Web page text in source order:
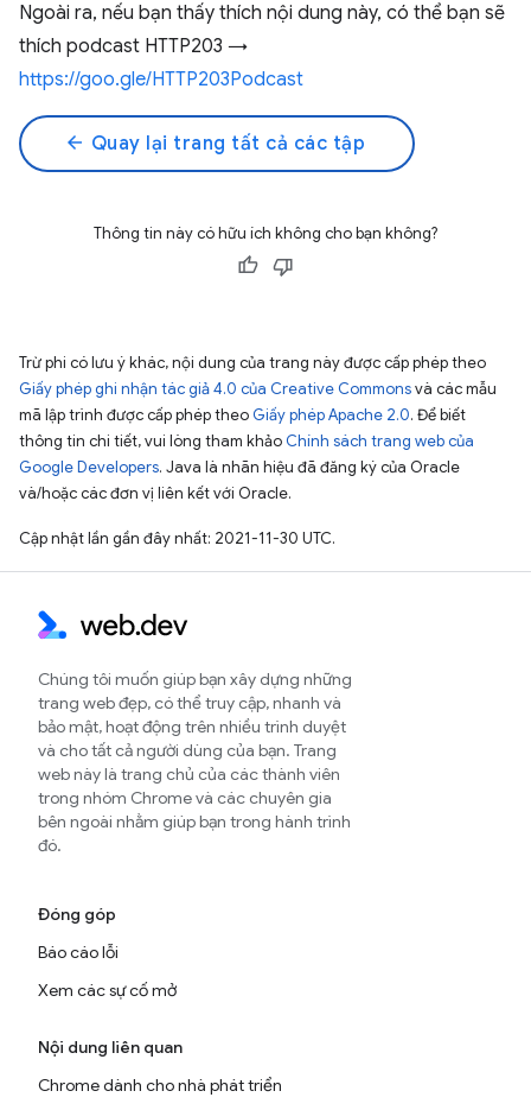
Ngoài ra, nếu bạn thấy thích nội dung này, có thể bạn sẽ
thích podcast HTTP203 →
https://goo.gle/HTTP203Podcast
arrow_back Quay lại trang tất cả các tập
Thông tin này có hữu ích không cho bạn không?
Trừ phi có lưu ý khác, nội dung của trang này được cấp phép theo
Giấy phép ghi nhận tác giả 4.0 của Creative Commonsvà các mẫu
mã lập trình được cấp phép theo Giấy phép Apache 2.0. Để biết
thông tin chi tiết, vui lòng tham khảo Chính sách trang web của
Google Developers. Java là nhãn hiệu đã đăng ký của Oracle
và/hoặc các đơn vị liên kết với Oracle.
Cập nhật lần gần đây nhất: 2021-11-30 UTC.
Chúng tôi muốn giúp bạn xây dựng những
trang web đẹp, có thể truy cập, nhanh và
bảo mật, hoạt động trên nhiều trình duyệt
và cho tất cả người dùng của bạn. Trang
web này là trang chủ của các thành viên
trong nhóm Chrome và các chuyên gia
bên ngoài nhằm giúp bạn trong hành trình
đó.
Đóng góp
Báo cáo lỗi
Xem các sự cố mở
Nội dung liên quan
Chrome dành cho nhà phát triển